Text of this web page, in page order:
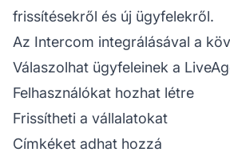
frissítésekről és új ügyfelekről.
Az Intercom integrálásával a
Válaszolhat ügyfeleinek a
Felhasználókat hozhat létre
Frissítheti a vállalatokat
Címkéket adhat hozzá